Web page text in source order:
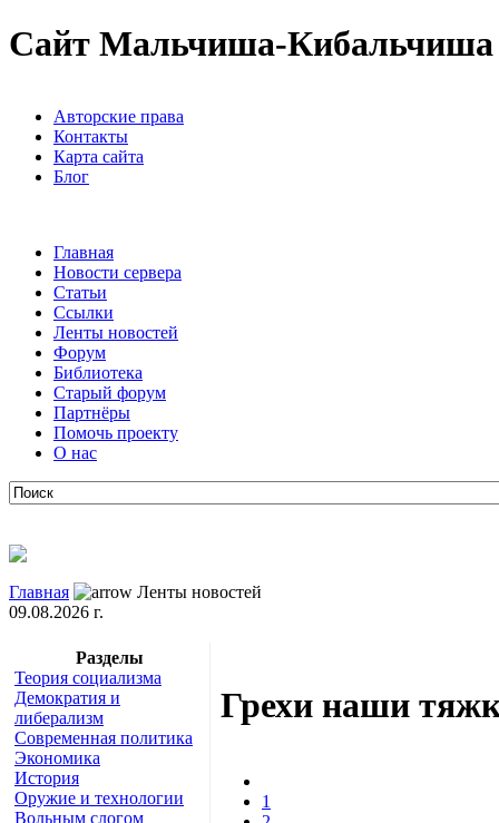
Сайт Мальчиша-Кибальчиша
Авторские права
Контакты
Карта сайта
Блог
Главная
Новости сервера
Статьи
Ссылки
Ленты новостей
Форум
Библиотека
Старый форум
Партнёры
Помочь проекту
О нас
Главная
Ленты новостей
09.08.2026 г.
Разделы
Теория социализма
Демократия и
либерализм
Современная политика
Экономика
История
Оружие и технологии
Вольным слогом
Грехи наши
1